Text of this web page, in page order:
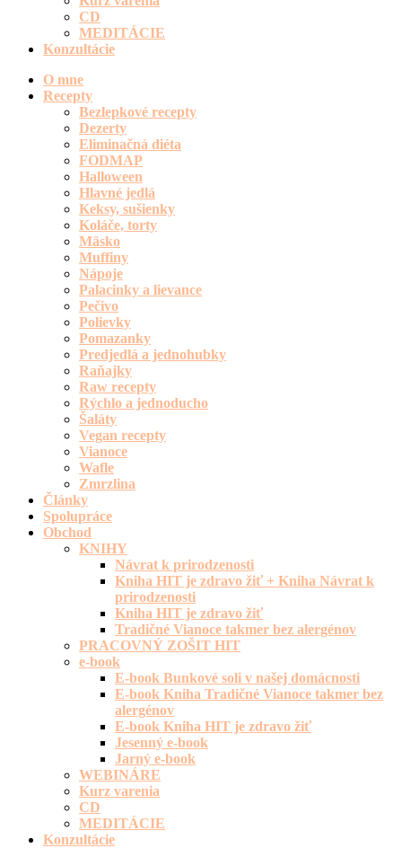
CD
MEDITÁCIE
Konzultácie
O mne
Recepty
Bezlepkové recepty
Dezerty
Eliminačná diéta
FODMAP
Halloween
Hlavné jedlá
Keksy, sušienky
Koláče, torty
Mäsko
Muffiny
Nápoje
Palacinky a lievance
Pečivo
Polievky
Pomazanky
Predjedlá a jednohubky
Raňajky
Raw recepty
Rýchlo a jednoducho
Šaláty
Vegan recepty
Vianoce
Wafle
Zmrzlina
Články
Spolupráce
Obchod
KNIHY
Návrat k prirodzenosti
Kniha HIT je zdravo žiť + Kniha Návrat k
prirodzenosti
Kniha HIT je zdravo žiť
Tradičné Vianoce takmer bez alergénov
PRACOVNÝ ZOŠIT HIT
e-book
E-book Bunkové soli v našej domácnosti
E-book Kniha Tradičné Vianoce takmer bez
alergénov
E-book Kniha HIT je zdravo žiť
Jesenný e-book
Jarný e-book
WEBINÁRE
Kurz varenia
CD
MEDITÁCIE
Konzultácie